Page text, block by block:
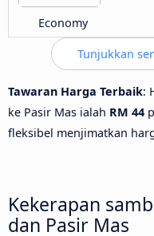
Economy
Tunjukkan
Tawaran Harga Terbaik:
ke Pasir Mas ialah RM 44
fleksibel menjimatkan
Kekerapan
dan Pasir Mas